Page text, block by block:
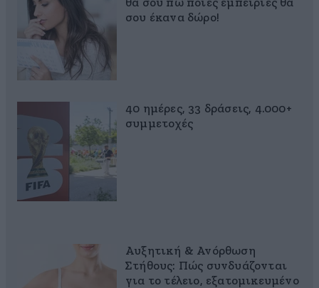
θα σου πω ποιες εμπειρίες θα
σου έκανα δώρο!
40 ημέρες, 33 δράσεις, 4.000+
συμμετοχές
Αυξητική & Ανόρθωση
Στήθους: Πώς συνδυάζονται
για το τέλειο, εξατομικευμένο